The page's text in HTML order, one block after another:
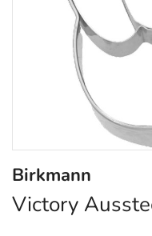
Birkmann
Victory